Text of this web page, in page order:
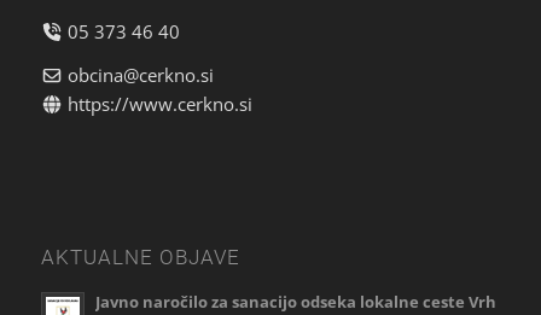
05 373 46 40
obcina@cerkno.si
https://www.cerkno.si
AKTUALNE OBJAVE
Javno naročilo za sanacijo odseka lokalne ceste Vrh